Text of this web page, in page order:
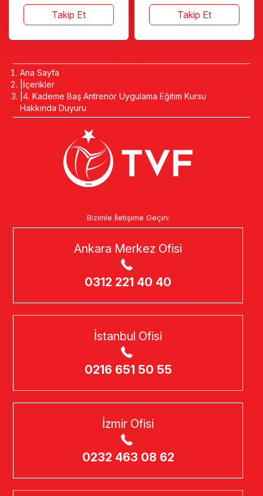
Takip Et Takip Et
Ana Sayfa
İçerikler
4. Kademe Baş Antrenör Uygulama Eğitim Kursu
Hakkında Duyuru
Bizimle İletişime Geçin:
Ankara Merkez Ofisi
0312 221 40 40
İstanbul Ofisi
0216 651 50 55
İzmir Ofisi
0232 463 08 62